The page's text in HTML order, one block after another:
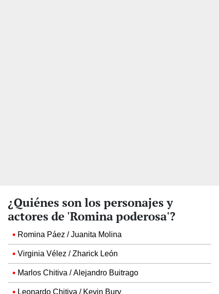
¿Quiénes son los personajes y
actores de 'Romina poderosa'?
Romina Páez / Juanita Molina
Virginia Vélez / Zharick León
Marlos Chitiva / Alejandro Buitrago
Leonardo Chitiva / Kevin Bury